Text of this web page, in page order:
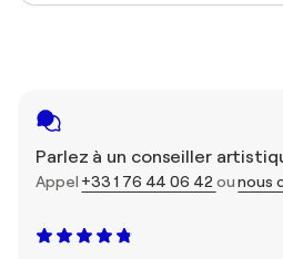
Parlez à un conseiller
Appel +33 1 76 44 06 42 ounous